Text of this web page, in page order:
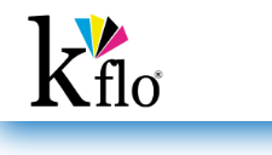
Ir al contenido